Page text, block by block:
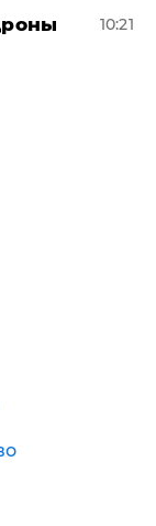
10:21